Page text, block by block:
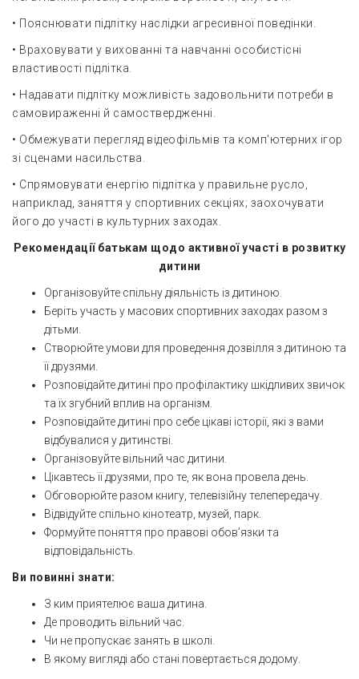
• Пояснювати підлітку наслідки агресивної поведінки.
• Враховувати у вихованні та навчанні особистісні
властивості підлітка.
• Надавати підлітку можливість задовольнити потреби в
самовираженні й самоствердженні.
• Обмежувати перегляд відеофільмів та комп'ютерних ігор
зі сценами насильства.
• Спрямовувати енергію підлітка у правильне русло,
наприклад, заняття у спортивних секціях; заохочувати
його до участі в культурних заходах.
Рекомендації батькам щодо активної участі в розвитку
дитини
Організовуйте спільну діяльність із дитиною.
Беріть участь у масових спортивних заходах разом з
дітьми.
Створюйте умови для проведення дозвілля з дитиною та
її друзями.
Розповідайте дитині про профілактику шкідливих звичок
та їх згубний вплив на організм.
Розповідайте дитині про себе цікаві історії, які з вами
відбувалися у дитинстві.
Організовуйте вільний час дитини.
Цікавтесь її друзями, про те, як вона провела день.
Обговорюйте разом книгу, телевізійну телепередачу.
Відвідуйте спільно кінотеатр, музей, парк.
Формуйте поняття про правові обов’язки та
відповідальність.
Ви повинні знати:
З ким приятелює ваша дитина.
Де проводить вільний час.
Чи не пропускає занять в школі.
В якому вигляді або стані повертається додому.